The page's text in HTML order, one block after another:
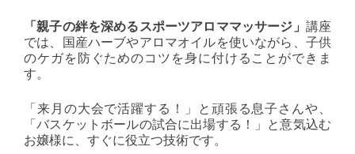
「親子の絆を深めるスポーツアロママッサージ」 講座
では、国産ハーブやアロマオイルを使いながら、子供
のケガを防ぐためのコツを身に付けることができま
す。
「来月の大会で活躍する！」と頑張る息子さんや、
「バスケットボールの試合に出場する！」と意気込む
お嬢様に、すぐに役立つ技術です。